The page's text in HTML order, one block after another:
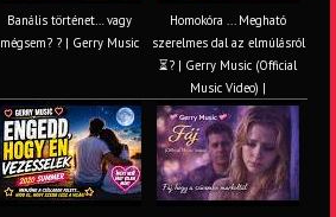
Banális történet… vagy
mégsem? ? | Gerry Music
Homokóra ... Megható
szerelmes dal az elmúlásról
⏳? | Gerry Music (Official
Music Video) |